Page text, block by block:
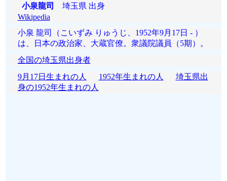
小泉龍司
埼玉県 出身
Wikipedia
小泉 龍司（こいずみ りゅうじ、1952年9月17日 - ）
は、日本の政治家、大蔵官僚。衆議院議員（5期）。
全国の埼玉県出身者
9月17日生まれの人
1952年生まれの人
埼玉県出
身の1952年生まれの人